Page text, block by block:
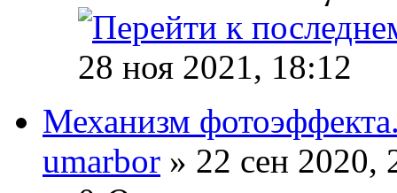
28 ноя 2021, 18:12
Механизм
umarbor » 22 сен 2020,